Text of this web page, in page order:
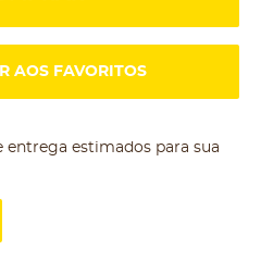
AOS FAVORITOS
entrega estimados para sua